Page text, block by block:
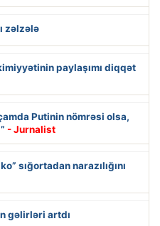
zəlzələ
paylaşımı diqqət
Putinin nömrəsi olsa,
- Jurnalist
sığortadan narazılığını
gəlirləri artdı